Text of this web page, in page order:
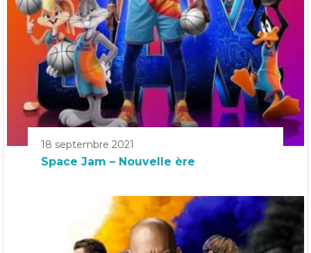
18 septembre 2021
Space Jam – Nouvelle ère